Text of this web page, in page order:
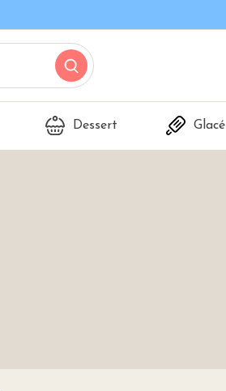
Dessert Glacé